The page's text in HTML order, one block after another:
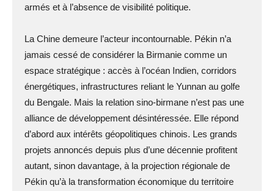
armés et à l’absence de visibilité politique.
La Chine demeure l’acteur incontournable. Pékin n’a
jamais cessé de considérer la Birmanie comme un
espace stratégique : accès à l’océan Indien, corridors
énergétiques, infrastructures reliant le Yunnan au golfe
du Bengale. Mais la relation sino-birmane n’est pas une
alliance de développement désintéressée. Elle répond
d’abord aux intérêts géopolitiques chinois. Les grands
projets annoncés depuis plus d’une décennie profitent
autant, sinon davantage, à la projection régionale de
Pékin qu’à la transformation économique du territoire